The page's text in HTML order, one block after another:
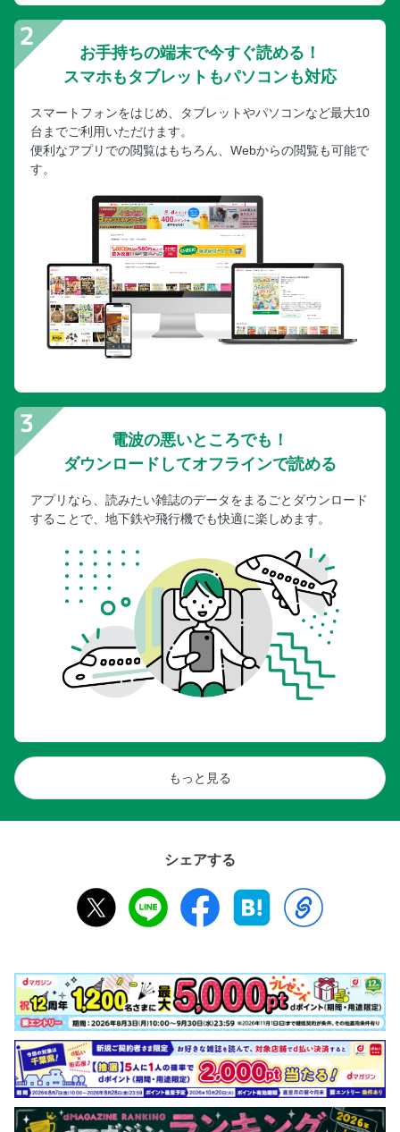
お手持ちの端末で今すぐ読める！
スマホもタブレットもパソコンも対応
スマートフォンをはじめ、タブレットやパソコンなど最大10
台までご利用いただけます。
便利なアプリでの閲覧はもちろん、Webからの閲覧も可能で
す。
電波の悪いところでも！
ダウンロードしてオフラインで読める
アプリなら、読みたい雑誌のデータをまるごとダウンロード
することで、地下鉄や飛行機でも快適に楽しめます。
もっと見る
シェアする